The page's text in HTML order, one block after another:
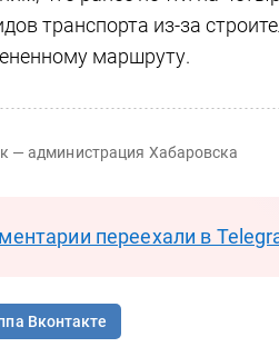
транспорта из-за
маршруту.
— администрация Хабаровска
переехали в
Вконтакте